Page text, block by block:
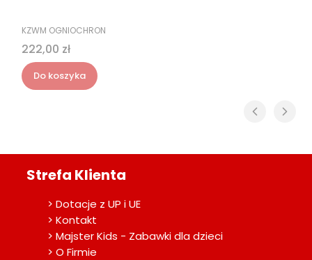
PRODUCENT
KZWM OGNIOCHRON
Cena
222,00 zł
Do koszyka
Strefa Klienta
> Dotacje z UP i UE
> Kontakt
> Majster Kids - Zabawki dla dzieci
> O Firmie